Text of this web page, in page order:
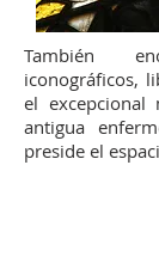
También
iconográficos,
el
antigua
preside el